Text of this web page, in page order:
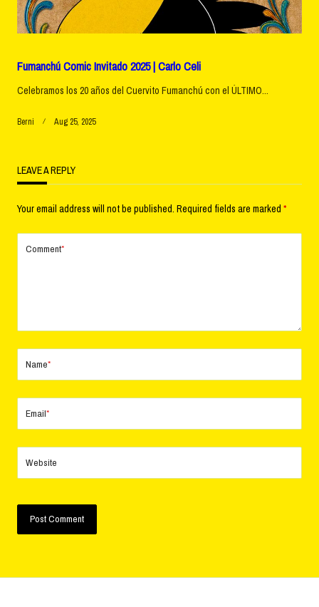
Fumanchú Comic Invitado 2025 | Carlo Celi
Celebramos los 20 años del Cuervito Fumanchú con el ÚLTIMO...
Berni Aug 25, 2025
LEAVE A REPLY
Your email address will not be published. Required fields are marked *
Comment*
Name*
Email*
Website